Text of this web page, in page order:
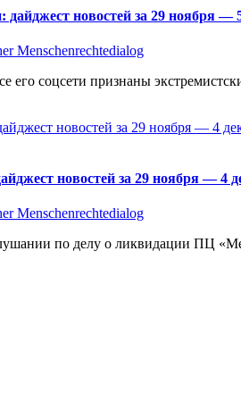
новостей за 29 ноября —
Menschenrechtedialog
его соцсети признаны
новостей за 29 ноября — 4
Menschenrechtedialog
по делу о ликвидации ПЦ